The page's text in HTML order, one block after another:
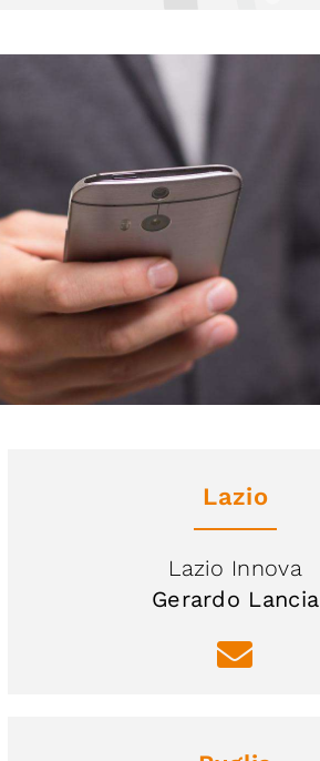
Lazio
Lazio Innova
Gerardo Lancia